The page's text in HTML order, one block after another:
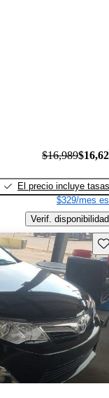
$16,989
El precio incluye tasas
$329/mes
Verif. disponibilidad